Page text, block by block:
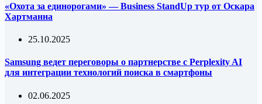
«Охота за единорогами» — Business StandUp тур от Оскара
Хартманна
25.10.2025
Samsung ведет переговоры о партнерстве с Perplexity AI
для интеграции технологий поиска в смартфоны
02.06.2025